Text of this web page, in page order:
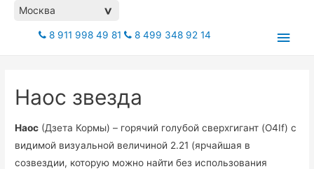
Москва >
8 911 998 49 81 8 499 348 92 14
Наос звезда
Наос (Дзета Кормы) – горячий голубой сверхгигант (O4If) с
видимой визуальной величиной 2.21 (ярчайшая в
созвездии, которую можно найти без использования